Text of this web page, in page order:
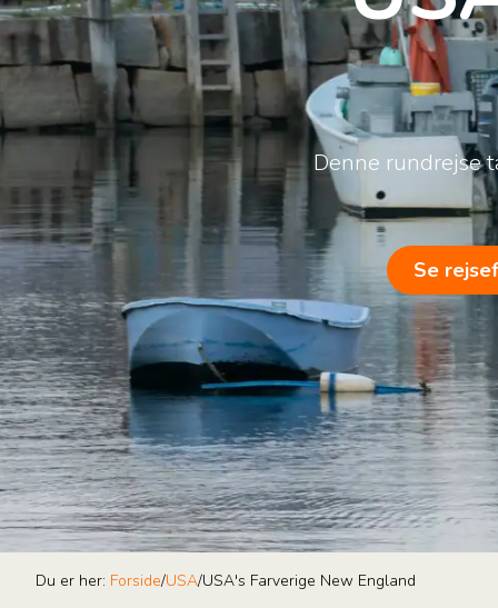
Denne rundrejse
Se
Du er her: Forside/USA/USA's Farverige New England